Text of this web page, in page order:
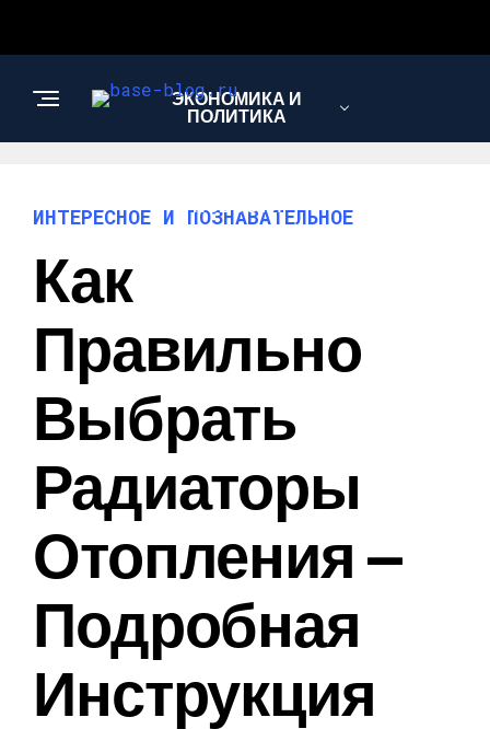
ЭКОНОМИКА И
ПОЛИТИКА
НОВОСТИ
ИНТЕРЕСНОЕ И ПОЗНАВАТЕЛЬНОЕ
Как
Правильно
Выбрать
Радиаторы
Отопления —
Подробная
Инструкция